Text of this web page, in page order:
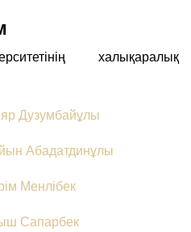
халықаралық
Дузумбайұлы
Абадатдинұлы
Менлібек
Сапарбек